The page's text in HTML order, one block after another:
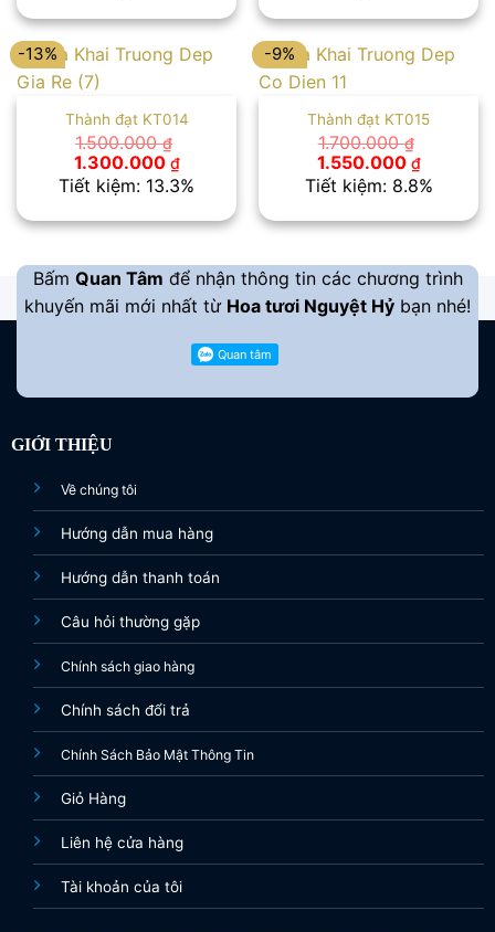
1.350.000 ₫.
-13%
Thành đạt KT014
1.500.000₫
Giá
gốc
là:
1.300.000 ₫Giá
hiện
tại
1.300.000 ₫.
Tiết kiệm: 13.3%
-9%
Thành đạt KT015
1.700.000₫
Giá
gốc
là:
1.550.000 ₫Giá
hiện
tại
Tiết kiệm: 8.8%
Bấm Quan Tâm để nhận thông tin các chương trình
khuyến mãi mới nhất từ Hoa tươi Nguyệt Hỷ bạn nhé!
GIỚI THIỆU
Về chúng tôi
Hướng dẫn mua hàng
Hướng dẫn thanh toán
Câu hỏi thường gặp
Chính sách giao hàng
Chính sách đổi trả
Chính Sách Bảo Mật Thông Tin
Giỏ Hàng
Liên hệ cửa hàng
Tài khoản của tôi